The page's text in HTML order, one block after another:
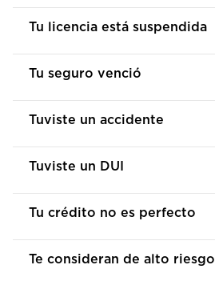
Tu licencia está suspendida
Tu seguro venció
Tuviste un accidente
Tuviste un DUI
Tu crédito no es perfecto
Te consideran de alto riesgo